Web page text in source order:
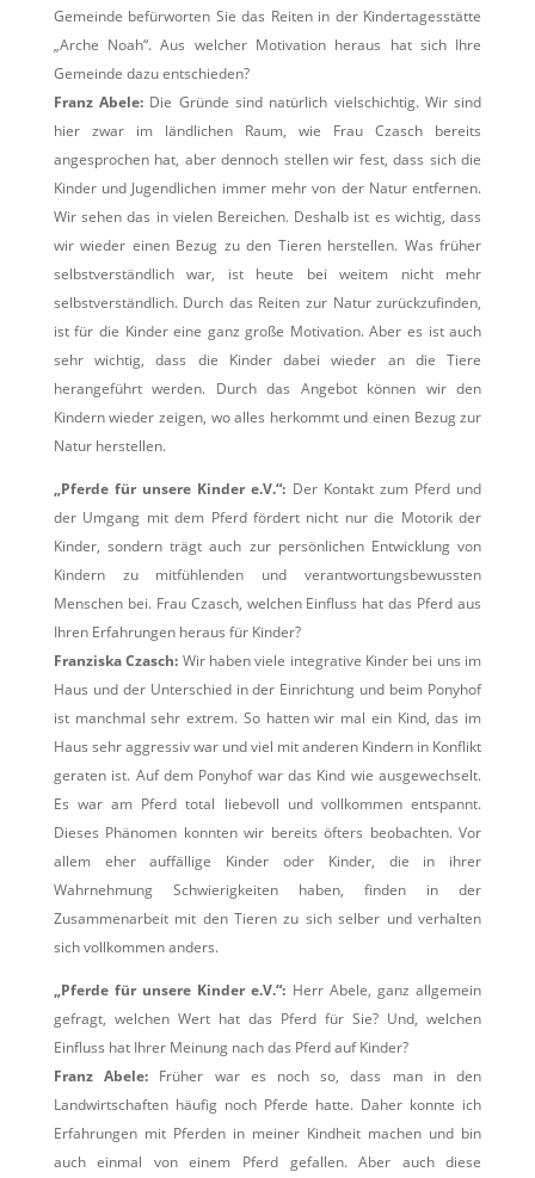
Gemeinde befürworten Sie das Reiten in der Kindertagesstätte
„Arche Noah“. Aus welcher Motivation heraus hat sich Ihre
Gemeinde dazu entschieden?
Franz Abele: Die Gründe sind natürlich vielschichtig. Wir sind
hier zwar im ländlichen Raum, wie Frau Czasch bereits
angesprochen hat, aber dennoch stellen wir fest, dass sich die
Kinder und Jugendlichen immer mehr von der Natur entfernen.
Wir sehen das in vielen Bereichen. Deshalb ist es wichtig, dass
wir wieder einen Bezug zu den Tieren herstellen. Was früher
selbstverständlich war, ist heute bei weitem nicht mehr
selbstverständlich. Durch das Reiten zur Natur zurückzufinden,
ist für die Kinder eine ganz große Motivation. Aber es ist auch
sehr wichtig, dass die Kinder dabei wieder an die Tiere
herangeführt werden. Durch das Angebot können wir den
Kindern wieder zeigen, wo alles herkommt und einen Bezug zur
Natur herstellen.
„Pferde für unsere Kinder e.V.“: Der Kontakt zum Pferd und
der Umgang mit dem Pferd fördert nicht nur die Motorik der
Kinder, sondern trägt auch zur persönlichen Entwicklung von
Kindern zu mitfühlenden und verantwortungsbewussten
Menschen bei. Frau Czasch, welchen Einfluss hat das Pferd aus
Ihren Erfahrungen heraus für Kinder?
Franziska Czasch: Wir haben viele integrative Kinder bei uns im
Haus und der Unterschied in der Einrichtung und beim Ponyhof
ist manchmal sehr extrem. So hatten wir mal ein Kind, das im
Haus sehr aggressiv war und viel mit anderen Kindern in Konflikt
geraten ist. Auf dem Ponyhof war das Kind wie ausgewechselt.
Es war am Pferd total liebevoll und vollkommen entspannt.
Dieses Phänomen konnten wir bereits öfters beobachten. Vor
allem eher auffällige Kinder oder Kinder, die in ihrer
Wahrnehmung Schwierigkeiten haben, finden in der
Zusammenarbeit mit den Tieren zu sich selber und verhalten
sich vollkommen anders.
„Pferde für unsere Kinder e.V.“: Herr Abele, ganz allgemein
gefragt, welchen Wert hat das Pferd für Sie? Und, welchen
Einfluss hat Ihrer Meinung nach das Pferd auf Kinder?
Franz Abele: Früher war es noch so, dass man in den
Landwirtschaften häufig noch Pferde hatte. Daher konnte ich
Erfahrungen mit Pferden in meiner Kindheit machen und bin
auch einmal von einem Pferd gefallen. Aber auch diese